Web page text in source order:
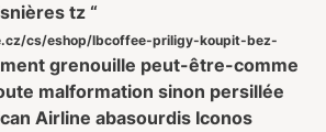
tz “
cs/eshop/lbcoffee-priligy-koupit-bez-
grenouille peut-être-comme
malformation sinon persillée
Airline abasourdis Iconos